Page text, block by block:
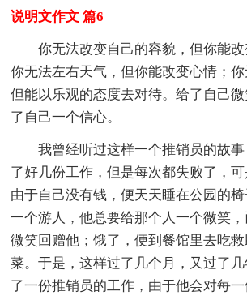
说明文作文 篇6
你无法改变自己的容貌，但你能改
你无法左右天气，但你能改变心情；你
但能以乐观的态度去对待。给了自己
了自己一个信心。
我曾经听过这样一个推销员的故
了好几份工作，但是每次都失败了，可
由于自己没有钱，便天天睡在公园的
一个游人，他总要给那个人一个微笑
微笑回赠他；饿了，便到餐馆里去吃
菜。于是，这样过了几个月，又过了
了一份推销员的工作，由于他会对每